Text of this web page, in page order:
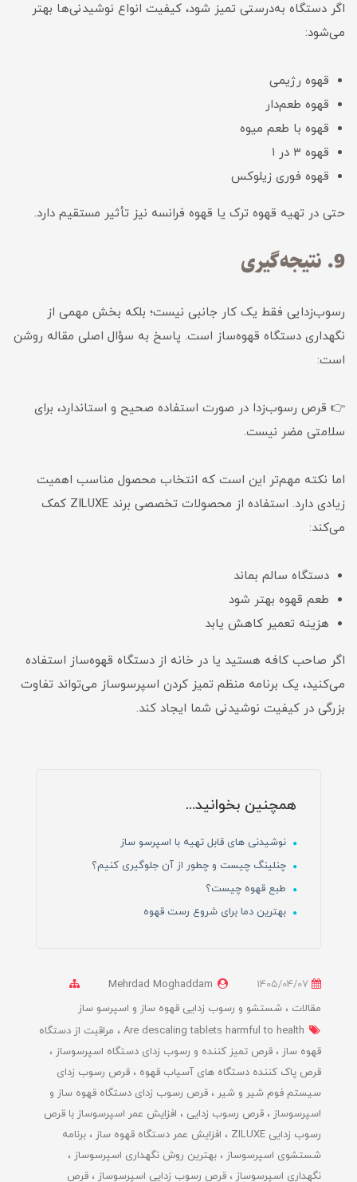
اگر دستگاه به‌درستی تمیز شود، کیفیت انواع نوشیدنی‌ها بهتر
می‌شود:
قهوه رژیمی
قهوه طعم‌دار
قهوه با طعم میوه
قهوه ۳ در ۱
قهوه فوری زیلوکس
حتی در تهیه قهوه ترک یا قهوه فرانسه نیز تأثیر مستقیم دارد.
9. نتیجه‌گیری
رسوب‌زدایی فقط یک کار جانبی نیست؛ بلکه بخش مهمی از
نگهداری دستگاه قهوه‌ساز است. پاسخ به سؤال اصلی مقاله روشن
است:
👉 قرص رسوب‌زدا در صورت استفاده صحیح و استاندارد، برای
سلامتی مضر نیست.
اما نکته مهم‌تر این است که انتخاب محصول مناسب اهمیت
زیادی دارد. استفاده از محصولات تخصصی برند ZILUXE کمک
می‌کند:
دستگاه سالم بماند
طعم قهوه بهتر شود
هزینه تعمیر کاهش یابد
اگر صاحب کافه هستید یا در خانه از دستگاه قهوه‌ساز استفاده
می‌کنید، یک برنامه منظم تمیز کردن اسپرسوساز می‌تواند تفاوت
بزرگی در کیفیت نوشیدنی شما ایجاد کند.
همچنین بخوانید...
نوشیدنی های قابل تهیه با اسپرسو ساز
چنلینگ چیست و چطور از آن جلوگیری کنیم؟
طبع قهوه چیست؟
بهترین دما برای شروع رست قهوه
Mehrdad Moghaddam
مقالات
شستشو و رسوب زدایی قهوه ساز و اسپرسو ساز
Are descaling tablets harmful to health
مراقبت از دستگاه
قهوه ساز
قرص تمیز کننده و رسوب زدای دستگاه اسپرسوساز
قرص پاک کننده دستگاه های آسیاب قهوه
قرص رسوب زدای
سیستم فوم شیر و شیر
قرص رسوب زدای دستگاه قهوه ساز و
اسپرسوساز
قرص رسوب زدایی
افزایش عمر اسپرسوساز با قرص
رسوب زدایی ZILUXE
افزایش عمر دستگاه قهوه ساز
برنامه
شستشوی اسپرسوساز
بهترین روش نگهداری اسپرسوساز
نگهداری اسپرسوساز
قرص رسوب زدایی اسپرسوساز قرص